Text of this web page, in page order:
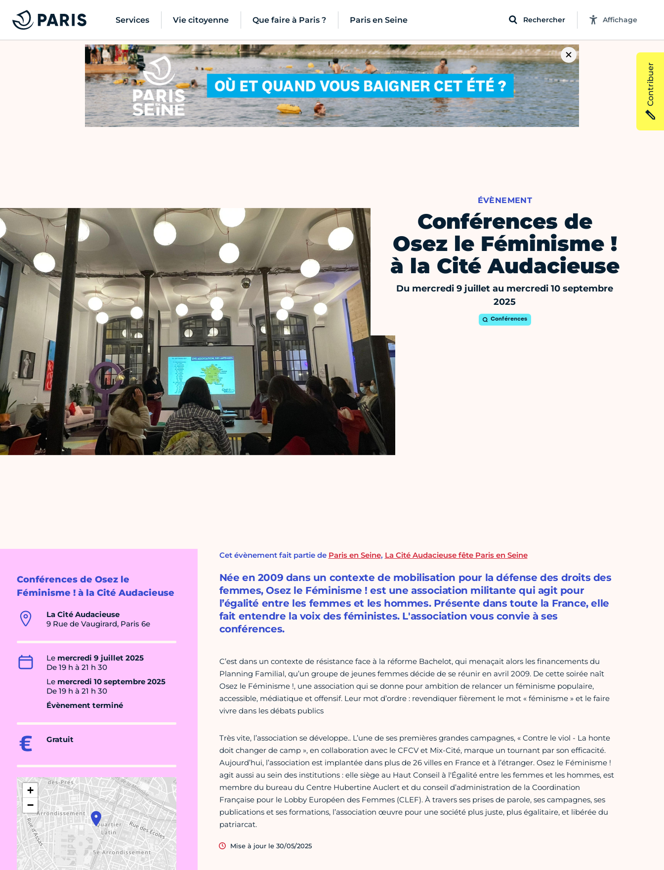
Services Vie citoyenne Que faire à Paris ? Paris en Seine Rechercher Affichage
ÉVÈNEMENT
Conférences de
Osez le Féminisme !
à la Cité Audacieuse
Du mercredi 9 juillet au mercredi 10 septembre
2025
Conférences
Conférences de Osez le
Féminisme ! à la Cité Audacieuse
La Cité Audacieuse
9 Rue de Vaugirard, Paris 6e
Le mercredi 9 juillet 2025
De 19 h à 21 h 30
Le mercredi 10 septembre 2025
De 19 h à 21 h 30
Évènement terminé
Gratuit
+
−
Cet évènement fait partie de Paris en Seine, La Cité Audacieuse fête Paris en Seine
Née en 2009 dans un contexte de mobilisation pour la défense des droits des
femmes, Osez le Féminisme ! est une association militante qui agit pour
l’égalité entre les femmes et les hommes. Présente dans toute la France, elle
fait entendre la voix des féministes. L'association vous convie à ses
conférences.
C’est dans un contexte de résistance face à la réforme Bachelot, qui menaçait alors les financements du
Planning Familial, qu’un groupe de jeunes femmes décide de se réunir en avril 2009. De cette soirée naît
Osez le Féminisme !, une association qui se donne pour ambition de relancer un féminisme populaire,
accessible, médiatique et offensif. Leur mot d’ordre : revendiquer fièrement le mot « féminisme » et le faire
vivre dans les débats publics
Très vite, l’association se développe.. L’une de ses premières grandes campagnes, « Contre le viol - La honte
doit changer de camp », en collaboration avec le CFCV et Mix-Cité, marque un tournant par son efficacité.
Aujourd’hui, l’association est implantée dans plus de 26 villes en France et à l’étranger. Osez le Féminisme !
agit aussi au sein des institutions : elle siège au Haut Conseil à l'Égalité entre les femmes et les hommes, est
membre du bureau du Centre Hubertine Auclert et du conseil d’administration de la Coordination
Française pour le Lobby Européen des Femmes (CLEF). À travers ses prises de parole, ses campagnes, ses
publications et ses formations, l’association œuvre pour une société plus juste, plus égalitaire, et libérée du
patriarcat.
Mise à jour le 30/05/2025
Contribuer